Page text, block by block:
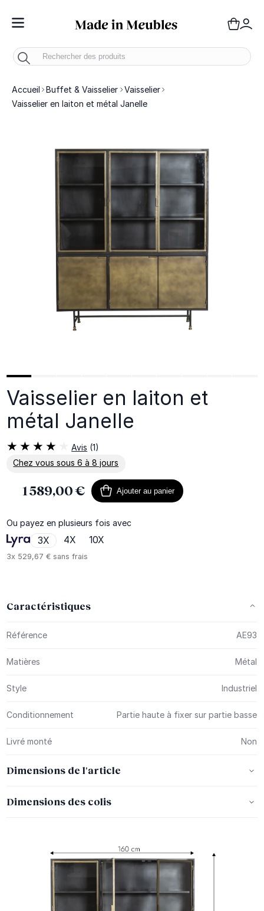
Toggle Nav
Accueil Buffet & Vaisselier
Vaisselier
Vaisselier en laiton et métal Janelle
Vaisselier en laiton et
métal Janelle
Avis (1)
Chez vous sous 6 à 8 jours
En savoir plus sur la livraison
1 589,00 € Ajouter au panier
Ou payez en plusieurs fois avec
3X 4X 10X
3x 529,67 € sans frais
Caractéristiques
Référence AE93
Matières Métal
Style Industriel
Conditionnement Partie haute à fixer sur partie basse
Livré monté Non
Dimensions de l'article
Dimensions des colis